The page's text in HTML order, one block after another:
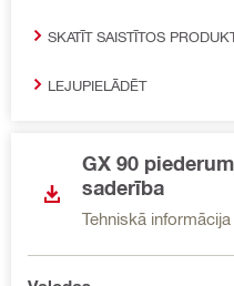
SKATĪT SAISTĪTOS
LEJUPIELĀDĒT
GX 90
saderība
Tehniskā informācija